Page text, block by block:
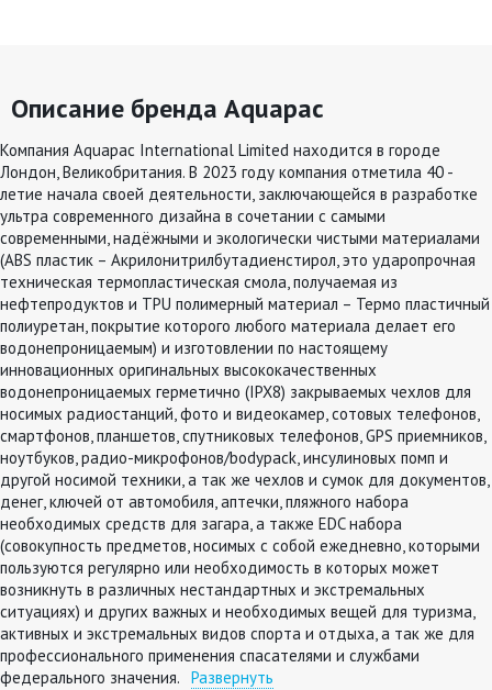
Описание бренда Aquapac
Компания Aquapac International Limited находится в городе
Лондон, Великобритания. В 2023 году компания отметила 40 -
летие начала своей деятельности, заключающейся в разработке
ультра современного дизайна в сочетании с самыми
современными, надёжными и экологически чистыми материалами
(ABS пластик – Акрилонитрилбутадиенстирол, это ударопрочная
техническая термопластическая смола, получаемая из
нефтепродуктов и TPU полимерный материал – Термо пластичный
полиуретан, покрытие которого любого материала делает его
водонепроницаемым) и изготовлении по настоящему
инновационных оригинальных высококачественных
водонепроницаемых герметично (IPX8) закрываемых чехлов для
носимых радиостанций, фото и видеокамер, сотовых телефонов,
смартфонов, планшетов, спутниковых телефонов, GPS приемников,
ноутбуков, радио-микрофонов/bodypack, инсулиновых помп и
другой носимой техники, а так же чехлов и сумок для документов,
денег, ключей от автомобиля, аптечки, пляжного набора
необходимых средств для загара, а также EDC набора
(совокупность предметов, носимых с собой ежедневно, которыми
пользуются регулярно или необходимость в которых может
возникнуть в различных нестандартных и экстремальных
ситуациях) и других важных и необходимых вещей для туризма,
активных и экстремальных видов спорта и отдыха, а так же для
профессионального применения спасателями и службами
федерального значения. Развернуть